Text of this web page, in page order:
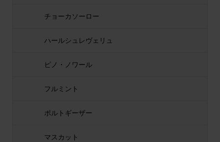
チョーカソーロー
ハールシュレヴェリュ
ピノ・ノワール
フルミント
ポルトギーザー
マスカット